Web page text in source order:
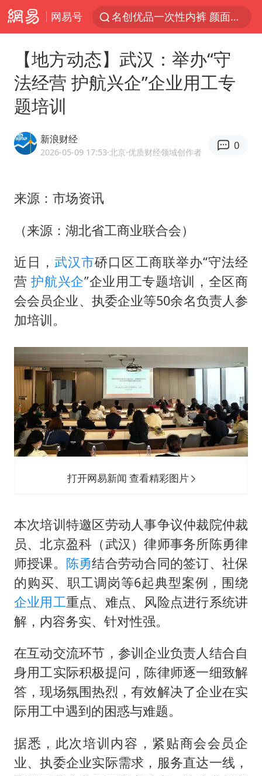
网易号
名创优品一次性内裤 颜面尽失
女主硬加吻戏短剧已下架
多个明星演唱会取消
女儿为争财产堵门阻挠父亲出殡
男孩参加珠心算比赛气定神闲
上海轮渡全线停航
【地方动态】武汉：举办“守
法经营 护航兴企”企业用工专
题培训
新浪财经
2026-05-09 17:53·北京·优质财经领域创作者
0
来源：市场资讯
（来源：湖北省工商业联合会）
近日，武汉市硚口区工商联举办“守法经
营护航兴企”企业用工专题培训，全区商
会会员企业、执委企业等50余名负责人参
加培训。
打开网易新闻 查看精彩图片
本次培训特邀区劳动人事争议仲裁院仲裁
员、北京盈科（武汉）律师事务所陈勇律
师授课。 陈勇结合劳动合同的签订、社保
的购买、职工调岗等6起典型案例，围绕
企业用工重点、难点、风险点进行系统讲
解，内容务实、针对性强。
在互动交流环节，参训企业负责人结合自
身用工实际积极提问，陈律师逐一细致解
答，现场氛围热烈，有效解决了企业在实
际用工中遇到的困惑与难题。
据悉，此次培训内容，紧贴商会会员企
业、执委企业实际需求，服务直达一线，